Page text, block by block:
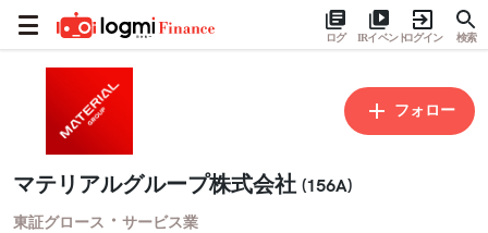
ログ IRイベントログイン 検索
フォロー
マテリアルグループ株式会社 (156A)
東証グロース ・ サービス業